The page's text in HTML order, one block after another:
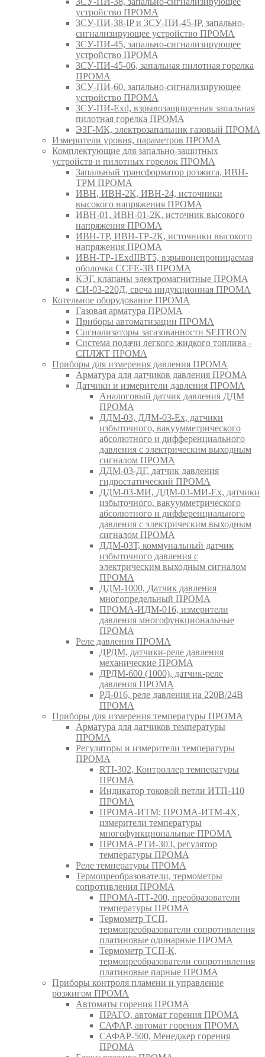
устройство ПРОМА
ЗСУ-ПИ-38-IP и ЗСУ-ПИ-45-IP, запально-
сигнализирующее устройство ПРОМА
ЗСУ-ПИ-45, запально-сигнализирующее
устройство ПРОМА
ЗСУ-ПИ-45-06, запальная пилотная горелка
ПРОМА
ЗСУ-ПИ-60, запально-сигнализирующее
устройство ПРОМА
ЗСУ-ПИ-Exd, взрывозащищенная запальная
пилотная горелка ПРОМА
ЭЗГ-МК, электрозапальник газовый ПРОМА
Измерители уровня, параметров ПРОМА
Комплектующие для запально-защитных
устройств и пилотных горелок ПРОМА
Запальный трансформатор розжига, ИВН-
ТРМ ПРОМА
ИВН, ИВН-2К, ИВН-24, источники
высокого напряжения ПРОМА
ИВН-01, ИВН-01-2К, источник высокого
напряжения ПРОМА
ИВН-ТР, ИВН-ТР-2К, источники высокого
напряжения ПРОМА
ИВН-ТР-1ExdIIBT5, взрывонепроницаемая
оболочка CCFE-3B ПРОМА
КЭГ, клапаны электромагнитные ПРОМА
СИ-03-220Д, свеча индукционная ПРОМА
Котельное оборудование ПРОМА
Газовая арматура ПРОМА
Приборы автоматизации ПРОМА
Сигнализаторы загазованности SEITRON
Система подачи легкого жидкого топлива -
СПЛЖТ ПРОМА
Приборы для измерения давления ПРОМА
Арматура для датчиков давления ПРОМА
Датчики и измерители давления ПРОМА
Аналоговый датчик давления ДДМ
ПРОМА
ДДМ-03, ДДМ-03-Ех, датчики
избыточного, вакуумметрического
абсолютного и дифференциального
давления с электрическим выходным
сигналом ПРОМА
ДДМ-03-ДГ, датчик давления
гидростатический ПРОМА
ДДМ-03-МИ, ДДМ-03-МИ-Ех, датчики
избыточного, вакуумметрического
абсолютного и дифференциального
давления с электрическим выходным
сигналом ПРОМА
ДДМ-03Т, коммунальный датчик
избыточного давления с
электрическим выходным сигналом
ПРОМА
ДДМ-1000, Датчик давления
многопредельный ПРОМА
ПРОМА-ИДМ-016, измерители
давления многофункциональные
ПРОМА
Реле давления ПРОМА
ДРДМ, датчики-реле давления
механические ПРОМА
ДРДМ-600 (1000), датчик-реле
давления ПРОМА
РД-016, реле давления на 220В/24В
ПРОМА
Приборы для измерения температуры ПРОМА
Арматура для датчиков температуры
ПРОМА
Регуляторы и измерители температуры
ПРОМА
RTI-302, Контроллер температуры
ПРОМА
Индикатор токовой петли ИТП-110
ПРОМА
ПРОМА-ИТМ; ПРОМА-ИТМ-4Х,
измерители температуры
многофункциональные ПРОМА
ПРОМА-РТИ-303, регулятор
температуры ПРОМА
Реле температуры ПРОМА
Термопреобразователи, термометры
сопротивления ПРОМА
ПРОМА-ПТ-200, преобразователи
температуры ПРОМА
Термометр ТСП,
термопреобразователи сопротивления
платиновые одинарные ПРОМА
Термометр ТСП-К,
термопреобразователи сопротивления
платиновые парные ПРОМА
Приборы контроля пламени и управление
розжигом ПРОМА
Автоматы горения ПРОМА
ПРАГО, автомат горения ПРОМА
САФАР, автомат горения ПРОМА
САФАР-500, Менеджер горения
ПРОМА